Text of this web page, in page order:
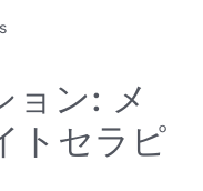
ョン: メ
トセラピ